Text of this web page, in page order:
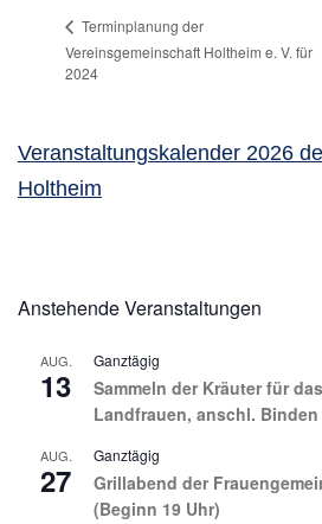
Terminplanung der
Vereinsgemeinschaft Holtheim e. V. für
2024
Veranstaltungskalender 2026
Holtheim
Anstehende Veranstaltungen
AUG.
13
Ganztägig
Sammeln der Kräuter für
Landfrauen, anschl. Binden
AUG.
27
Ganztägig
Grillabend der
(Beginn 19 Uhr)